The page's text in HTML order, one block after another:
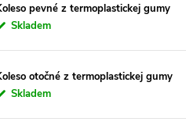
pevné z termoplastickej gumy
Skladem
otočné z termoplastickej gumy
Skladem